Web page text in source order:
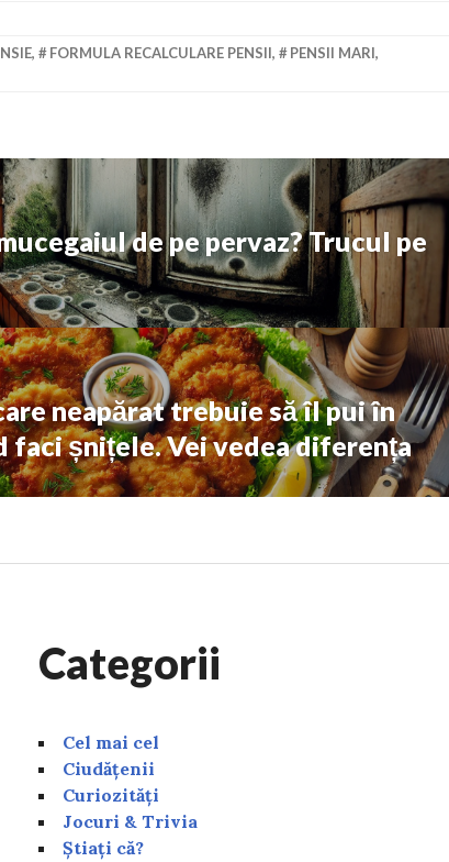
, FORMULA RECALCULARE PENSII, PENSII MARI,
de pe pervaz? Trucul pe
neapărat trebuie să îl pui în
faci șnițele. Vei vedea diferența
Categorii
Cel mai cel
Ciudățenii
Curiozități
Jocuri & Trivia
Știați că?